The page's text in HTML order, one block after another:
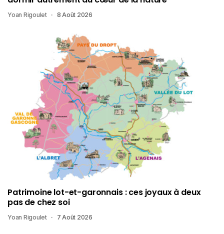
Yoan Rigoulet 8 Août 2026
Patrimoine lot-et-garonnais : ces joyaux à deux
pas de chez soi
Yoan Rigoulet 7 Août 2026